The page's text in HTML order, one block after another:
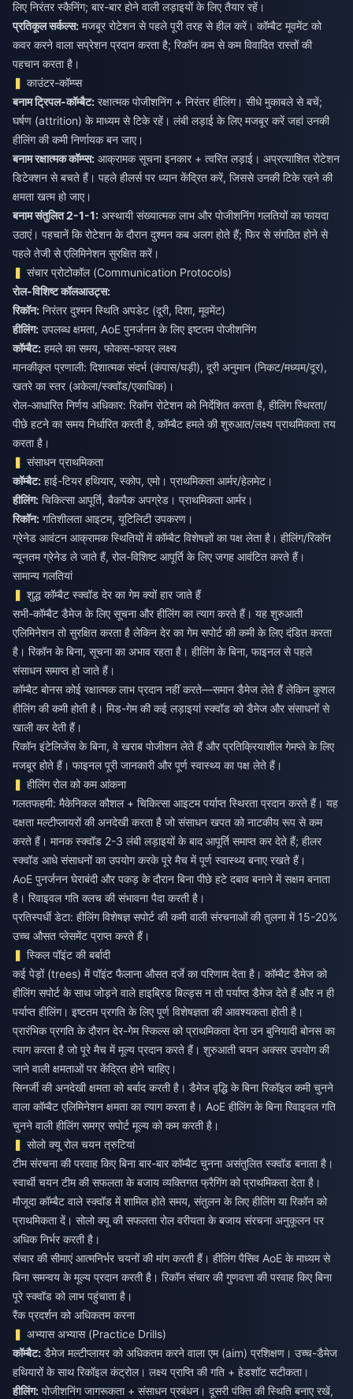
प्रतिकूल सर्कल्स: मजबूर रोटेशन से पहले पूरी तरह से हील करें। कॉम्बैट मूवमेंट को
कवर करने वाला सप्रेशन प्रदान करता है; रिकॉन कम से कम विवादित रास्तों की
पहचान करता है।
काउंटर-कॉम्प्स
बनाम ट्रिपल-कॉम्बैट: रक्षात्मक पोजीशनिंग + निरंतर हीलिंग। सीधे मुकाबले से बचें;
घर्षण (attrition) के माध्यम से टिके रहें। लंबी लड़ाई के लिए मजबूर करें जहां उनकी
बनाम रक्षात्मक कॉम्प्स: आक्रामक सूचना इनकार + त्वरित लड़ाई। अप्रत्याशित रोटेशन
डिटेक्शन से बचते हैं। पहले हीलर्स पर ध्यान केंद्रित करें, जिससे उनकी टिके रहने की
बनाम संतुलित 2-1-1: अस्थायी संख्यात्मक लाभ और पोजीशनिंग गलतियों का फायदा
उठाएं। पहचानें कि रोटेशन के दौरान दुश्मन कब अलग होते हैं; फिर से संगठित होने से
पहले तेजी से एलिमिनेशन सुरक्षित करें।
संचार प्रोटोकॉल (Communication Protocols)
रोल-विशिष्ट कॉलआउट्स:
रिकॉन: निरंतर दुश्मन स्थिति अपडेट (दूरी, दिशा, मूवमेंट)
हीलिंग: उपलब्ध क्षमता, AoE पुनर्जनन के लिए इष्टतम पोजीशनिंग
कॉम्बैट: हमले का समय, फोकस-फायर लक्ष्य
मानकीकृत प्रणाली: दिशात्मक संदर्भ (कंपास/घड़ी), दूरी अनुमान (निकट/मध्यम/दूर),
खतरे का स्तर (अकेला/स्क्वॉड/एकाधिक)।
रोल-आधारित निर्णय अधिकार: रिकॉन रोटेशन को निर्देशित करता है, हीलिंग स्थिरता/
पीछे हटने का समय निर्धारित करती है, कॉम्बैट हमले की शुरुआत/लक्ष्य प्राथमिकता तय
करता है।
संसाधन प्राथमिकता
कॉम्बैट:
हीलिंग:
रिकॉन: गतिशीलता आइटम, यूटिलिटी उपकरण।
ग्रेनेड आवंटन आक्रामक स्थितियों में कॉम्बैट विशेषज्ञों का पक्ष लेता है। हीलिंग/रिकॉन
न्यूनतम ग्रेनेड ले जाते हैं, रोल-विशिष्ट आपूर्ति के लिए जगह आवंटित करते हैं।
सामान्य गलतियां
शुद्ध कॉम्बैट स्क्वॉड देर का गेम क्यों हार जाते हैं
सभी-कॉम्बैट डैमेज के लिए सूचना और हीलिंग का त्याग करते हैं। यह शुरुआती
एलिमिनेशन तो सुरक्षित करता है लेकिन देर का गेम सपोर्ट की कमी के लिए दंडित करता
है। रिकॉन के बिना, सूचना का अभाव रहता है। हीलिंग के बिना, फाइनल से पहले
संसाधन समाप्त हो जाते हैं।
कॉम्बैट बोनस कोई रक्षात्मक लाभ प्रदान नहीं करते—समान डैमेज लेते हैं लेकिन कुशल
हीलिंग की कमी होती है। मिड-गेम की कई लड़ाइयां स्क्वॉड को डैमेज और संसाधनों से
खाली कर देती हैं।
रिकॉन इंटेलिजेंस के बिना, वे खराब पोजीशन लेते हैं और प्रतिक्रियाशील गेमप्ले के लिए
मजबूर होते हैं। फाइनल पूरी जानकारी और पूर्ण स्वास्थ्य का पक्ष लेते हैं।
हीलिंग रोल को कम आंकना
गलतफहमी: मैकेनिकल कौशल + चिकित्सा आइटम पर्याप्त स्थिरता प्रदान करते हैं। यह
दक्षता मल्टीप्लायरों की अनदेखी करता है जो संसाधन खपत को नाटकीय रूप से कम
करते हैं। मानक स्क्वॉड 2-3 लंबी लड़ाइयों के बाद आपूर्ति समाप्त कर देते हैं; हीलर
स्क्वॉड आधे संसाधनों का उपयोग करके पूरे मैच में पूर्ण स्वास्थ्य बनाए रखते हैं।
AoE पुनर्जनन घेराबंदी और पकड़ के दौरान बिना पीछे हटे दबाव बनाने में सक्षम बनाता
है। रिवाइवल गति क्लच की संभावना पैदा करती है।
प्रतिस्पर्धी डेटा: हीलिंग विशेषज्ञ सपोर्ट की कमी वाली संरचनाओं की तुलना में 15-20%
उच्च औसत प्लेसमेंट प्राप्त करते हैं।
स्किल पॉइंट की बर्बादी
कई पेड़ों (trees) में पॉइंट फैलाना औसत दर्जे का परिणाम देता है। कॉम्बैट डैमेज को
हीलिंग सपोर्ट के साथ जोड़ने वाले हाइब्रिड बिल्ड्स न तो पर्याप्त डैमेज देते हैं और न ही
पर्याप्त हीलिंग। इष्टतम प्रगति के लिए पूर्ण विशेषज्ञता की आवश्यकता होती है।
प्रारंभिक प्रगति के दौरान देर-गेम स्किल्स को प्राथमिकता देना उन बुनियादी बोनस का
त्याग करता है जो पूरे मैच में मूल्य प्रदान करते हैं। शुरुआती चयन अक्सर उपयोग की
जाने वाली क्षमताओं पर केंद्रित होने चाहिए।
सिनर्जी की अनदेखी क्षमता को बर्बाद करती है। डैमेज वृद्धि के बिना रिकॉइल कमी चुनने
वाला कॉम्बैट एलिमिनेशन क्षमता का त्याग करता है। AoE हीलिंग के बिना रिवाइवल गति
चुनने वाली हीलिंग समग्र सपोर्ट मूल्य को कम करती है।
सोलो क्यू रोल चयन त्रुटियां
टीम संरचना की परवाह किए बिना बार-बार कॉम्बैट चुनना असंतुलित स्क्वॉड बनाता है।
स्वार्थी चयन टीम की सफलता के बजाय व्यक्तिगत फ्रैगिंग को प्राथमिकता देता है।
मौजूदा कॉम्बैट वाले स्क्वॉड में शामिल होते समय, संतुलन के लिए हीलिंग या रिकॉन को
प्राथमिकता दें। सोलो क्यू की सफलता रोल वरीयता के बजाय संरचना अनुकूलन पर
अधिक निर्भर करती है।
संचार की सीमाएं आत्मनिर्भर चयनों की मांग करती हैं। हीलिंग पैसिव AoE के माध्यम से
बिना समन्वय के मूल्य प्रदान करती है। रिकॉन संचार की गुणवत्ता की परवाह किए बिना
पूरे स्क्वॉड को लाभ पहुंचाता है।
रैंक प्रदर्शन को अधिकतम करना
अभ्यास अभ्यास (Practice Drills)
कॉम्बैट: डैमेज मल्टीप्लायर को अधिकतम करने वाला एम (aim) प्रशिक्षण। उच्च-डैमेज
हीलिंग: पोजीशनिंग जागरूकता + संसाधन प्रबंधन। दूसरी पंक्ति की स्थिति बनाए रखें,